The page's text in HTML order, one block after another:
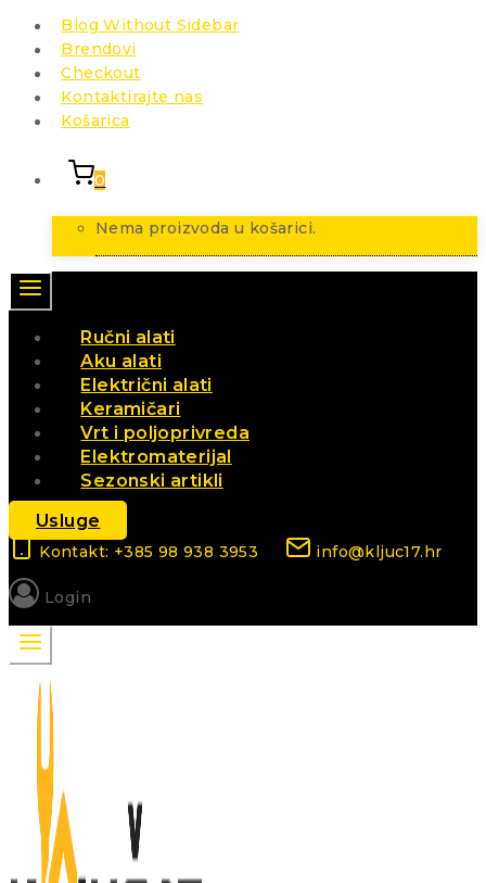
Blog Without Sidebar
Brendovi
Checkout
Kontaktirajte nas
Košarica
0
Nema proizvoda u košarici.
Ručni alati
Aku alati
Električni alati
Keramičari
Vrt i poljoprivreda
Elektromaterijal
Sezonski artikli
Usluge
Kontakt: +385 98 938 3953 info@kljuc17.hr
Login